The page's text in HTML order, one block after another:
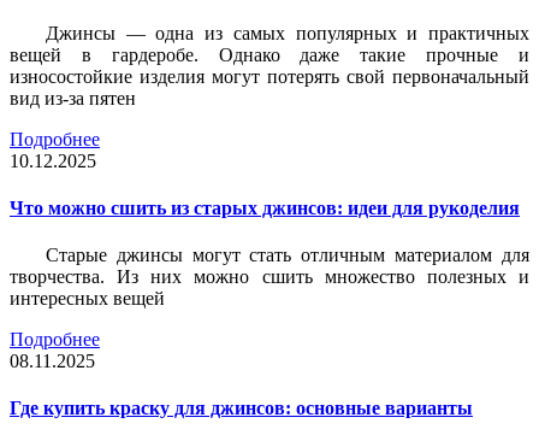
Джинсы — одна из самых популярных и практичных
вещей в гардеробе. Однако даже такие прочные и
износостойкие изделия могут потерять свой первоначальный
вид из-за пятен
Подробнее
10.12.2025
Что можно сшить из старых джинсов: идеи для рукоделия
Старые джинсы могут стать отличным материалом для
творчества. Из них можно сшить множество полезных и
интересных вещей
Подробнее
08.11.2025
Где купить краску для джинсов: основные варианты